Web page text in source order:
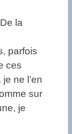
la
parfois
ces
ne l’en
sur
je